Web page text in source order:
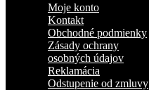
Moje konto
Kontakt
Obchodné podmienky
Zásady ochrany
osobných údajov
Reklamácia
Odstupenie od zmluvy